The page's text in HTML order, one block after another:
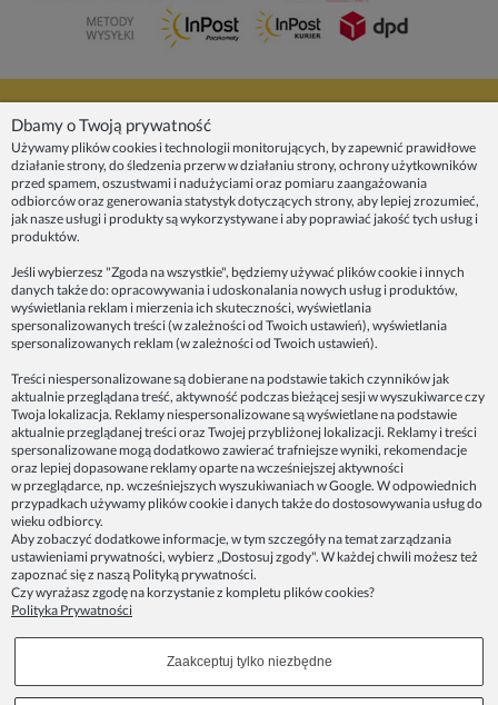
INFORMACJE
ZAINSPIRUJ SIĘ!
Dane firmy:
Spoko Motyw, Małgorzata Nowak-Staszak
ul. Skowronia 3D/4, 30-650 Kraków
telefon: 512821491
e-mail:kontakt@spoko-motyw.pl
konto do wpłat przelewem:
92 1140 2004 0000 3202 7758 0405
Punkt odbioru zamówień:
Pracownia Spoko Motyw
ul. Wadowicka 8i (za szlabanem, wejście z tyłu
budynku), 30-415 Kraków
Copyrights © 2023 - SPOKO-MOTYW.PL
Dbamy o Twoją prywatność
Używamy plików cookies i technologii monitorujących, by zapewnić prawidłowe
działanie strony, do śledzenia przerw w działaniu strony, ochrony użytkowników
przed spamem, oszustwami i nadużyciami oraz pomiaru zaangażowania
odbiorców oraz generowania statystyk dotyczących strony, aby lepiej zrozumieć,
jak nasze usługi i produkty są wykorzystywane i aby poprawiać jakość tych usług i
produktów.
Jeśli wybierzesz "Zgoda na wszystkie", będziemy używać plików cookie i innych
danych także do: opracowywania i udoskonalania nowych usług i produktów,
wyświetlania reklam i mierzenia ich skuteczności, wyświetlania
spersonalizowanych treści (w zależności od Twoich ustawień), wyświetlania
spersonalizowanych reklam (w zależności od Twoich ustawień).
Treści niespersonalizowane są dobierane na podstawie takich czynników jak
aktualnie przeglądana treść, aktywność podczas bieżącej sesji w wyszukiwarce czy
Twoja lokalizacja. Reklamy niespersonalizowane są wyświetlane na podstawie
aktualnie przeglądanej treści oraz Twojej przybliżonej lokalizacji. Reklamy i treści
spersonalizowane mogą dodatkowo zawierać trafniejsze wyniki, rekomendacje
oraz lepiej dopasowane reklamy oparte na wcześniejszej aktywności
w przeglądarce, np. wcześniejszych wyszukiwaniach w Google. W odpowiednich
przypadkach używamy plików cookie i danych także do dostosowywania usług do
wieku odbiorcy.
Aby zobaczyć dodatkowe informacje, w tym szczegóły na temat zarządzania
ustawieniami prywatności, wybierz „Dostosuj zgody". W każdej chwili możesz też
zapoznać się z naszą Polityką prywatności.
Czy wyrażasz zgodę na korzystanie z kompletu plików cookies?
Polityka Prywatności
Zaakceptuj tylko niezbędne